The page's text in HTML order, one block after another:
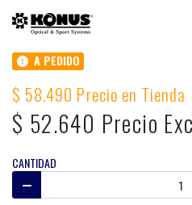
A PEDIDO
$ 58.490 Precio en Tienda
$ 52.640 Precio
CANTIDAD